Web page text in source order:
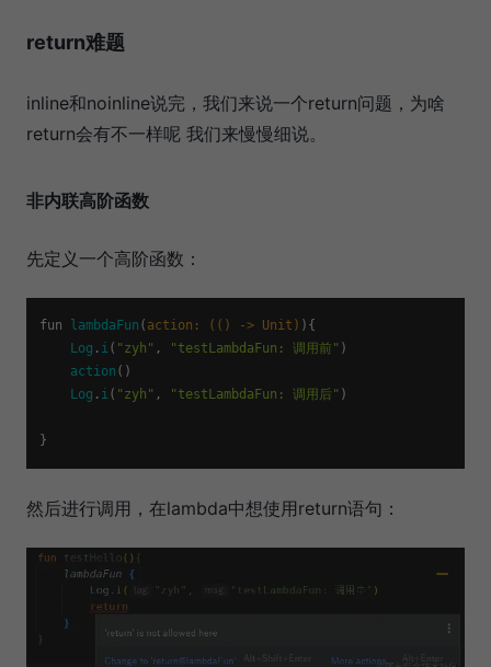
return难题
inline和noinline说完，我们来说一个return问题，为啥
return会有不一样呢 我们来慢慢细说。
非内联高阶函数
先定义一个高阶函数：
fun lambdaFun ( action: (() -> Unit) ){
Log . i( "zyh" , "testLambdaFun: 调用前" )
action ()
Log . i( "zyh" , "testLambdaFun: 调用后" )
然后进行调用，在lambda中想使用return语句：